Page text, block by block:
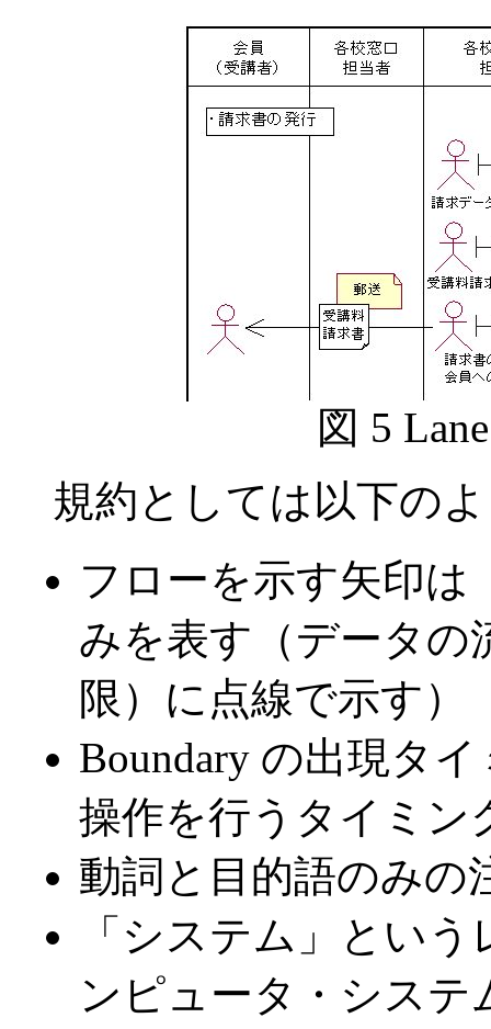
図 5
規約としては以下の
フローを示す矢印は
みを表す（データの
限）に点線で示す）
Boundary の出現タ
操作を行うタイミン
動詞と目的語のみの
「システム」とい
ンピュータ・シス